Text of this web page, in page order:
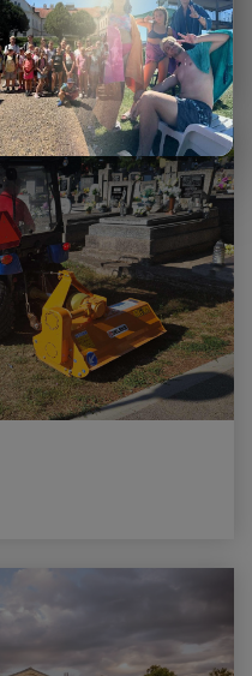
CESTY II/552 –